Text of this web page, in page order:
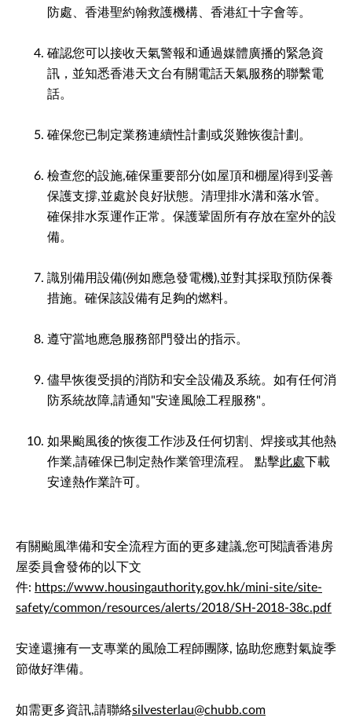
防處、香港聖約翰救護機構、香港紅十字會等。
確認您可以接收天氣警報和通過媒體廣播的緊急資
訊，並知悉香港天文台有關電話天氣服務的聯繫電
話。
確保您已制定業務連續性計劃或災難恢復計劃。
檢查您的設施,確保重要部分(如屋頂和棚屋)得到妥善
保護支撐,並處於良好狀態。清理排水溝和落水管。
確保排水泵運作正常。保護鞏固所有存放在室外的設
備。
識別備用設備(例如應急發電機),並對其採取預防保養
措施。確保該設備有足夠的燃料。
遵守當地應急服務部門發出的指示。
儘早恢復受損的消防和安全設備及系統。如有任何消
防系統故障,請通知"安達風險工程服務"。
如果颱風後的恢復工作涉及任何切割、焊接或其他熱
作業,請確保已制定熱作業管理流程。 點擊此處 下載
安達熱作業許可。
有關颱風準備和安全流程方面的更多建議,您可閱讀香港房
屋委員會發佈的以下文
件: https://www.housingauthority.gov.hk/mini-site/site-
safety/common/resources/alerts/2018/SH-2018-38c.pdf
安達還擁有一支專業的風險工程師團隊, 協助您應對氣旋季
節做好準備。
如需更多資訊,請聯絡silvesterlau@chubb.com